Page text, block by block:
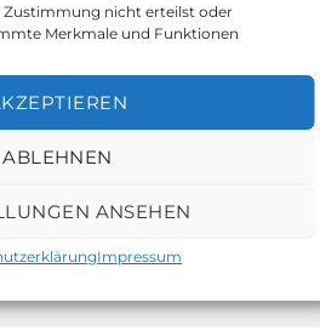
Zustimmung nicht erteilst oder
Merkmale und Funktionen
ABLEHNEN
ANSEHEN
Impressum
Ladeschale 230V